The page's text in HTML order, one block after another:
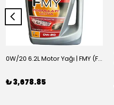
0W/20 6.2L Motor Yağı | FMY (Ford Motor Yağları)
₺ 3,678.85